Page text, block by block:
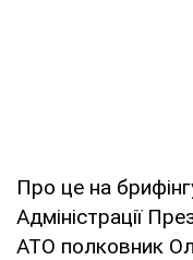
Про це на
Адміністрації
АТО полковник